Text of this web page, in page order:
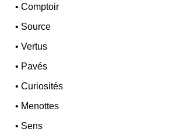
•Comptoir
• Source
•Vertus
• Pavés
•Curiosités
• Menottes
• Sens